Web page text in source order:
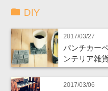
DIY
2017/03/27
パンチカー
ンテリア雑
2017/03/06